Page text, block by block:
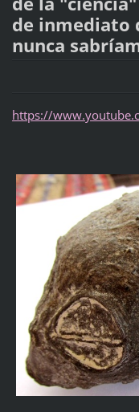
de inmediato
nunca
https://